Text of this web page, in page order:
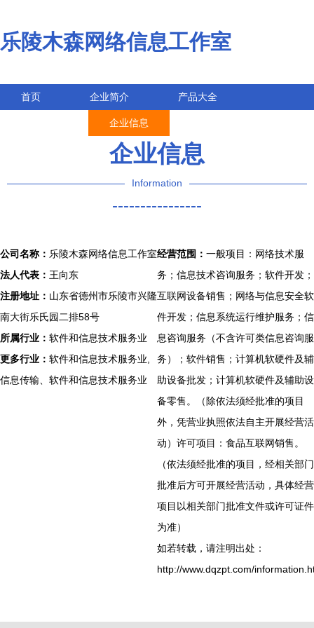
乐陵木森网络信息工作室
首页 企业简介 产品大全
企业信息
企业信息
Information
----------------
公司名称： 乐陵木森网络信息工作室
法人代表： 王向东
注册地址： 山东省德州市乐陵市兴隆
南大街乐氏园二排58号
所属行业： 软件和信息技术服务业
更多行业： 软件和信息技术服务业,
信息传输、软件和信息技术服务业
经营范围： 一般项目：网络技术服
务；信息技术咨询服务；软件开发；
互联网设备销售；网络与信息安全软
件开发；信息系统运行维护服务；信
息咨询服务（不含许可类信息咨询服
务）；软件销售；计算机软硬件及辅
助设备批发；计算机软硬件及辅助设
备零售。（除依法须经批准的项目
外，凭营业执照依法自主开展经营活
动）许可项目：食品互联网销售。
（依法须经批准的项目，经相关部门
批准后方可开展经营活动，具体经营
项目以相关部门批准文件或许可证件
为准）
如若转载，请注明出处：
http://www.dqzpt.com/